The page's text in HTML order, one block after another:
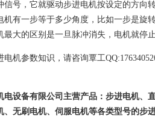
信号，它就驱动步进电机按设定的方向
机有一步等于多少角度，比如一步是旋
最大的区别是一旦脉冲消失，电机就停
电机参数知识，请咨询覃工
电设备有限公司 主营产品：步进电机、
、无刷电机、伺服电机等各类型号的步